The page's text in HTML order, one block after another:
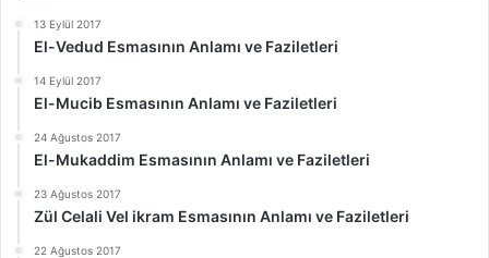
13 Eylül 2017
El-Vedud Esmasının Anlamı ve Faziletleri
14 Eylül 2017
El-Mucib Esmasının Anlamı ve Faziletleri
24 Ağustos 2017
El-Mukaddim Esmasının Anlamı ve Faziletleri
23 Ağustos 2017
Zül Celali Vel ikram Esmasının Anlamı ve Faziletleri
22 Ağustos 2017